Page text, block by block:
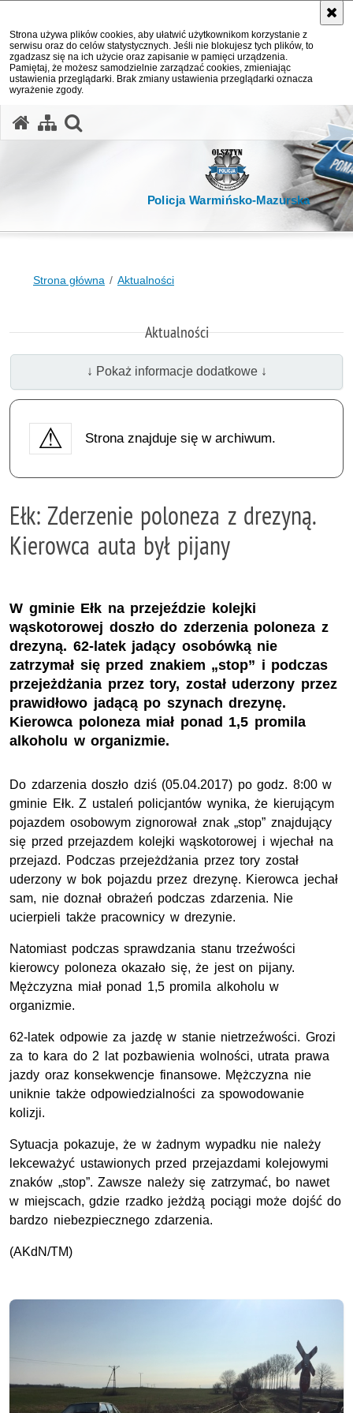
Strona używa plików cookies, aby ułatwić użytkownikom korzystanie z
serwisu oraz do celów statystycznych. Jeśli nie blokujesz tych plików, to
zgadzasz się na ich użycie oraz zapisanie w pamięci urządzenia.
Pamiętaj, że możesz samodzielnie zarządzać cookies, zmieniając
ustawienia przeglądarki. Brak zmiany ustawienia przeglądarki oznacza
wyrażenie zgody.
Policja Warmińsko-Mazurska
Strona główna Aktualności
Aktualności
↓ Pokaż informacje dodatkowe ↓
Strona znajduje się w archiwum.
Ełk: Zderzenie poloneza z drezyną.
Kierowca auta był pijany
W gminie Ełk na przejeździe kolejki
wąskotorowej doszło do zderzenia poloneza z
drezyną. 62-latek jadący osobówką nie
zatrzymał się przed znakiem „stop” i podczas
przejeżdżania przez tory, został uderzony przez
prawidłowo jadącą po szynach drezynę.
Kierowca poloneza miał ponad 1,5 promila
alkoholu w organizmie.
Do zdarzenia doszło dziś (05.04.2017) po godz. 8:00 w
gminie Ełk. Z ustaleń policjantów wynika, że kierującym
pojazdem osobowym zignorował znak „stop” znajdujący
się przed przejazdem kolejki wąskotorowej i wjechał na
przejazd. Podczas przejeżdżania przez tory został
uderzony w bok pojazdu przez drezynę. Kierowca jechał
sam, nie doznał obrażeń podczas zdarzenia. Nie
ucierpieli także pracownicy w drezynie.
Natomiast podczas sprawdzania stanu trzeźwości
kierowcy poloneza okazało się, że jest on pijany.
Mężczyzna miał ponad 1,5 promila alkoholu w
organizmie.
62-latek odpowie za jazdę w stanie nietrzeźwości. Grozi
za to kara do 2 lat pozbawienia wolności, utrata prawa
jazdy oraz konsekwencje finansowe. Mężczyzna nie
uniknie także odpowiedzialności za spowodowanie
kolizji.
Sytuacja pokazuje, że w żadnym wypadku nie należy
lekceważyć ustawionych przed przejazdami kolejowymi
znaków „stop”. Zawsze należy się zatrzymać, bo nawet
w miejscach, gdzie rzadko jeżdżą pociągi może dojść do
bardzo niebezpiecznego zdarzenia.
(AKdN/TM)